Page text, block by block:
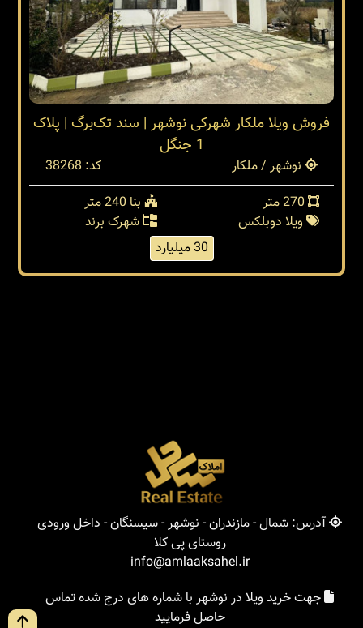
فروش ویلا ملکار شهرکی نوشهر | سند تک‌برگ | پلاک
1 جنگل
نوشهر / ملکار
کد: 38268
بنا 240 متر
ویلا دوبلکس
شهرک برند
30 میلیارد
آدرس: شمال - مازندران - نوشهر - سیسنگان - داخل ورودی
روستای پی کلا
info@amlaaksahel.ir
جهت خرید ویلا در نوشهر با شماره های درج شده تماس
حاصل فرمایید